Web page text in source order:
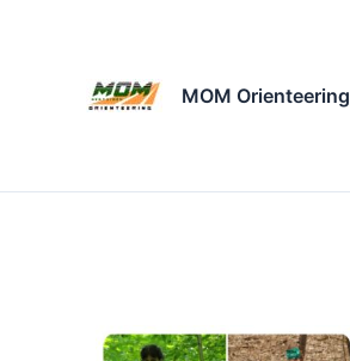
MOM Orienteering